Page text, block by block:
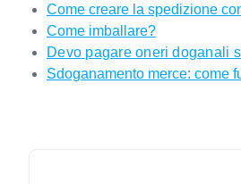
Come creare la spedizione
Come imballare?
Devo pagare oneri doganali
Sdoganamento merce: come